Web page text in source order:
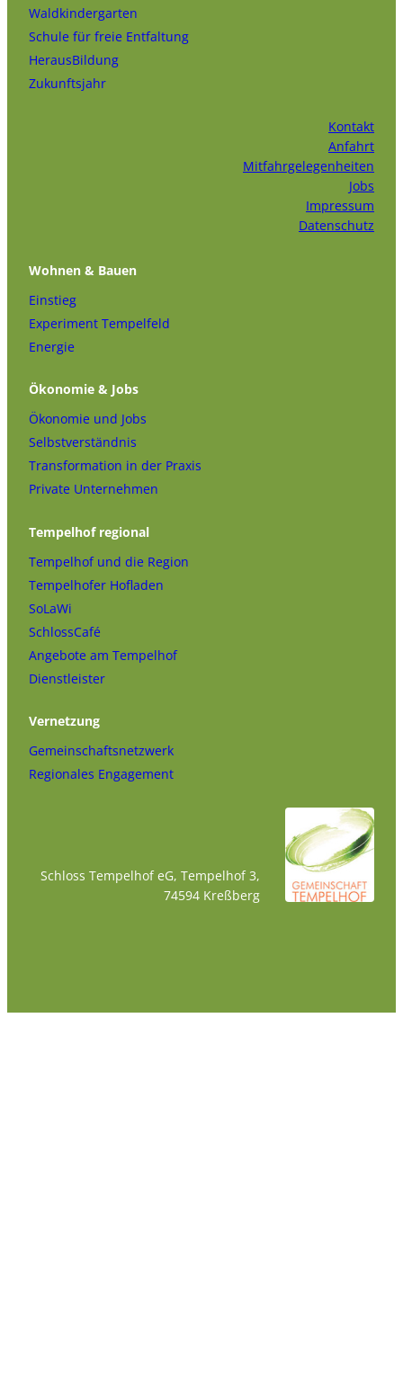
Waldkindergarten
Schule für freie Entfaltung
HerausBildung
Zukunftsjahr
Kontakt
Anfahrt
Mitfahrgelegenheiten
Jobs
Impressum
Datenschutz
Wohnen & Bauen
Einstieg
Experiment Tempelfeld
Energie
Ökonomie & Jobs
Ökonomie und Jobs
Selbstverständnis
Transformation in der Praxis
Private Unternehmen
Tempelhof regional
Tempelhof und die Region
Tempelhofer Hofladen
SoLaWi
SchlossCafé
Angebote am Tempelhof
Dienstleister
Vernetzung
Gemeinschaftsnetzwerk
Regionales Engagement
Schloss Tempelhof eG, Tempelhof 3,
74594 Kreßberg